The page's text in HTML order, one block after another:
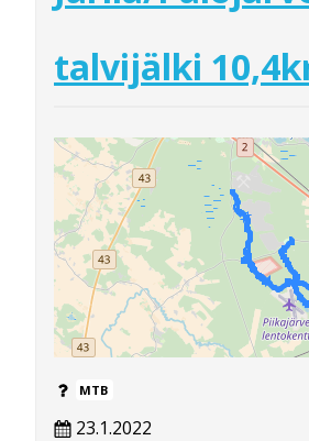
talvijälki
MTB
23.1.2022